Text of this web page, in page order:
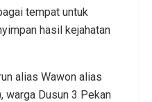
tempat untuk
hasil kejahatan
alias Wawon alias
warga Dusun 3 Pekan